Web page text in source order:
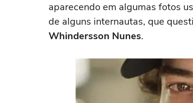
aparecendo em algumas fotos
de alguns internautas, que
Whindersson Nunes.